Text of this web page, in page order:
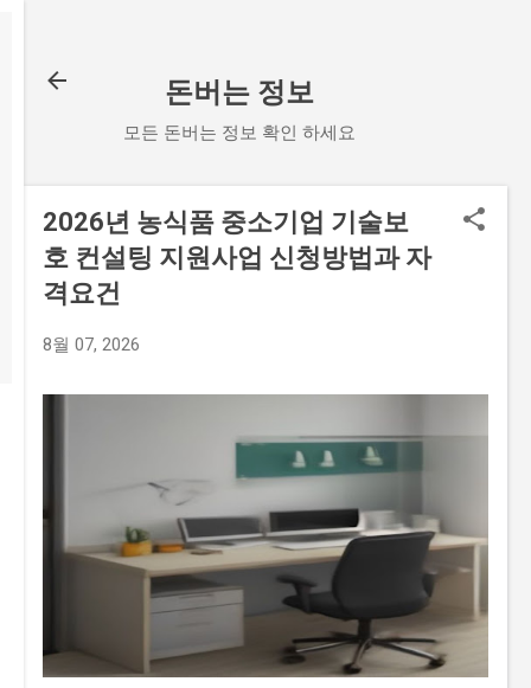
돈버는 정보
모든 돈버는 정보 확인 하세요
2026년 농식품 중소기업 기술보
호 컨설팅 지원사업 신청방법과 자
격요건
8월 07, 2026